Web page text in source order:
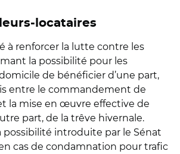
locataires
à renforcer la lutte contre les
la possibilité pour les
de bénéficier d’une part,
entre le commandement de
la mise en œuvre effective de
part, de la trêve hivernale.
possibilité introduite par le Sénat
cas de condamnation pour trafic